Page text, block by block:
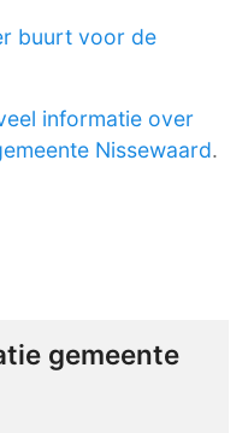
buurt voor de
informatie over
Nissewaard.
gemeente